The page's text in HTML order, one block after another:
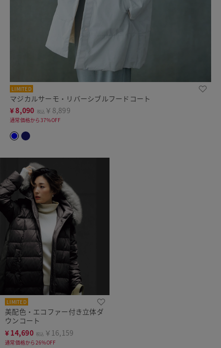
LIMITED
マジカルサーモ・リバーシブルフードコート
¥8,090 税込 ￥8,899
通常価格から37%OFF
LIMITED
美配色・エコファー付き立体ダ
ウンコート
¥ 14,690 税込 ￥16,159
通常価格から26%OFF